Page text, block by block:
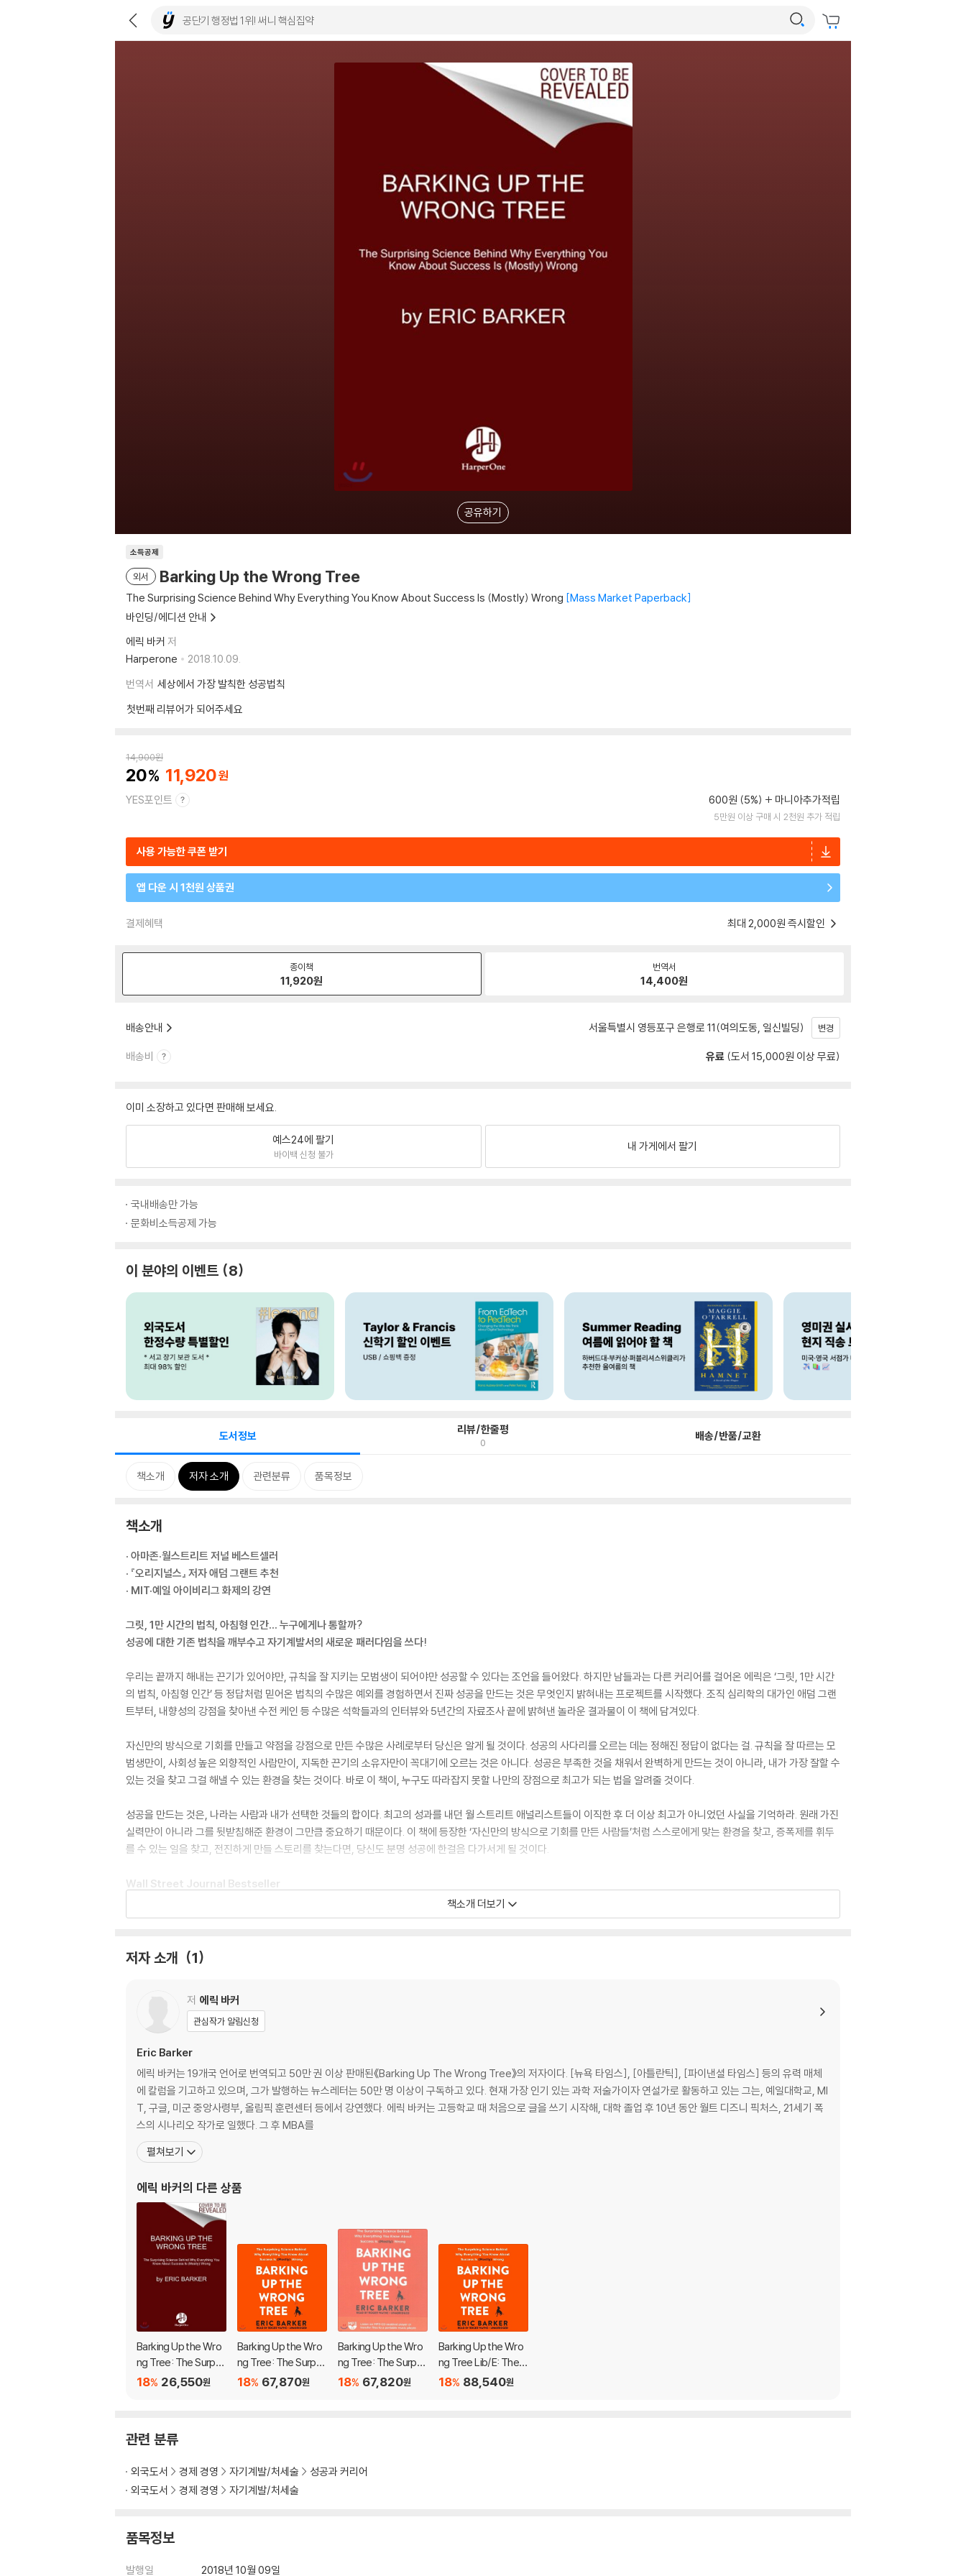
공유하기
소득공제
외서 Barking Up the Wrong Tree
The Surprising Science Behind Why Everything You Know About Success Is (Mostly) Wrong Mass Market Paperback
바인딩/에디션 안내
에릭 바커 저
Harperone
2018.10.09.
번역서 세상에서 가장 발칙한 성공법칙
첫번째 리뷰어가 되어주세요
14,900원
20 11,920
YES포인트 600원 (5%) 마니아추가적립
5만원 이상 구매 시 2천원 추가 적립
사용 가능한 쿠폰 받기
앱 다운 시 1천원 상품권
결제혜택 최대 2,000원 즉시할인
종이책
11,920원
번역서
14,400원
배송안내 서울특별시 영등포구 은행로 11(여의도동, 일신빌딩) 변경
배송비 유료 (도서 15,000원 이상 무료)
이미 소장하고 있다면 판매해 보세요.
예스24에 팔기
바이백 신청 불가
내 가게에서 팔기
국내배송만 가능
문화비소득공제 가능
이 분야의 이벤트 8
도서정보 리뷰/한줄평
0 배송/반품/교환
책소개 저자 소개 관련분류 품목정보
책소개
· 아마존·월스트리트 저널 베스트셀러
· 『오리지널스』 저자 애덤 그랜트 추천
· MIT·예일 아이비리그 화제의 강연
그릿, 1만 시간의 법칙, 아침형 인간… 누구에게나 통할까?
성공에 대한 기존 법칙을 깨부수고 자기계발서의 새로운 패러다임을 쓰다!
우리는 끝까지 해내는 끈기가 있어야만, 규칙을 잘 지키는 모범생이 되어야만 성공할 수 있다는 조언을 들어왔다. 하지만 남들과는 다른 커리어를 걸어온 에릭은 ‘그릿, 1만 시간
의 법칙, 아침형 인간’ 등 정답처럼 믿어온 법칙의 수많은 예외를 경험하면서 진짜 성공을 만드는 것은 무엇인지 밝혀내는 프로젝트를 시작했다. 조직 심리학의 대가인 애덤 그랜
트부터, 내향성의 강점을 찾아낸 수전 케인 등 수많은 석학들과의 인터뷰와 5년간의 자료조사 끝에 밝혀낸 놀라운 결과물이 이 책에 담겨있다.
자신만의 방식으로 기회를 만들고 약점을 강점으로 만든 수많은 사례로부터 당신은 알게 될 것이다. 성공의 사다리를 오르는 데는 정해진 정답이 없다는 걸. 규칙을 잘 따르는 모
범생만이, 사회성 높은 외향적인 사람만이, 지독한 끈기의 소유자만이 꼭대기에 오르는 것은 아니다. 성공은 부족한 것을 채워서 완벽하게 만드는 것이 아니라, 내가 가장 잘할 수
있는 것을 찾고 그걸 해낼 수 있는 환경을 찾는 것이다. 바로 이 책이, 누구도 따라잡지 못할 나만의 장점으로 최고가 되는 법을 알려줄 것이다.
성공을 만드는 것은, 나라는 사람과 내가 선택한 것들의 합이다. 최고의 성과를 내던 월 스트리트 애널리스트들이 이직한 후 더 이상 최고가 아니었던 사실을 기억하라. 원래 가진
실력만이 아니라 그를 뒷받침해준 환경이 그만큼 중요하기 때문이다. 이 책에 등장한 ‘자신만의 방식으로 기회를 만든 사람들’처럼 스스로에게 맞는 환경을 찾고, 증폭제를 휘두
를 수 있는 일을 찾고, 전진하게 만들 스토리를 찾는다면, 당신도 분명 성공에 한걸음 다가서게 될 것이다.
Wall Street Journal Bestseller
Much of the advice we've been told about achievement is logical, earnest...and downright wrong. In Barking Up the Wrong Tree, Eric Barker reveals t
- Why trying to increase confidence fails and how Buddhist philosophy holds a superior solution
- How to find work-life balance using the strategy of Genghis Khan, the errors of Albert Einstein, and a little lesson from Spider-Man
By looking at what separates the extremely successful from the rest of us, we learn what we can do to be more like them--and find out in some ca
ses why it's good that we aren't. Barking Up the Wrong Tree draws on startling statistics and surprising anecdotes to help you understand what wor
ks and what doesn't so you can stop guessing at success and start living the life you want.
책소개 더보기
저자 소개 1
저 에릭 바커
관심작가 알림신청
Eric Barker
에릭 바커는 19개국 언어로 번역되고 50만 권 이상 판매된《Barking Up The Wrong Tree》의 저자이다. [뉴욕 타임스], [아틀란틱], [파이낸셜 타임스] 등의 유력 매체
에 칼럼을 기고하고 있으며, 그가 발행하는 뉴스레터는 50만 명 이상이 구독하고 있다. 현재 가장 인기 있는 과학 저술가이자 연설가로 활동하고 있는 그는, 예일대학교, MI
T, 구글, 미군 중앙사령부, 올림픽 훈련센터 등에서 강연했다. 에릭 바커는 고등학교 때 처음으로 글을 쓰기 시작해, 대학 졸업 후 10년 동안 월트 디즈니 픽처스, 21세기 폭
스의 시나리오 작가로 일했다. 그 후 MBA를
펼쳐보기
에릭 바커의 다른 상품
Barking Up the Wro
ng Tree: The Surpris
ing Science Behind
26,550원
18%
Barking Up the Wro
ng Tree: The Surpris
ing Science Behind
67,870원
18%
Barking Up the Wro
ng Tree: The Surpris
ing Science Behind
67,820원
18%
Barking Up the Wro
ng Tree Lib/E: The S
urprising Science Be
88,540원
18%
관련 분류
외국도서 경제 경영 자기계발/처세술
성공과 커리어
외국도서
경제 경영 자기계발/처세술
품목정보
발행일 2018년 10월 09일